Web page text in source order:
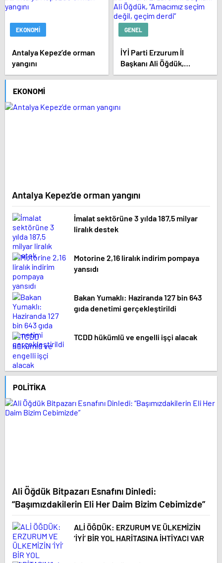
EKONOMI
Antalya Kepez’de orman
yangını
GENEL
İYİ Parti Erzurum İl
Başkanı Ali Öğdük,
“Amacımız seçim değil,
EKONOMI
Antalya Kepez’de orman yangını
İmalat sektörüne 3 yılda 187,5 milyar
liralık destek
Motorine 2,16 liralık indirim pompaya
yansıdı
Bakan Yumaklı: Haziranda 127 bin 643
gıda denetimi gerçekleştirildi
TCDD hükümlü ve engelli işçi alacak
POLITIKA
Ali Öğdük Bitpazarı Esnafını Dinledi:
“Başımızdakilerin Eli Her Daim Bizim Cebimizde”
ALİ ÖĞDÜK: ERZURUM VE ÜLKEMİZİN
‘İYİ’ BİR YOL HARİTASINA İHTİYACI VAR